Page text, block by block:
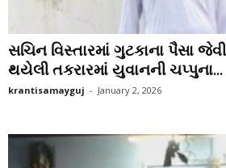
સચિન વિસ્તારમાં ગુટકાના પૈસા
થયેલી તકરારમાં યુવાનની ચપ્પુના...
krantisamayguj - January 2, 2026